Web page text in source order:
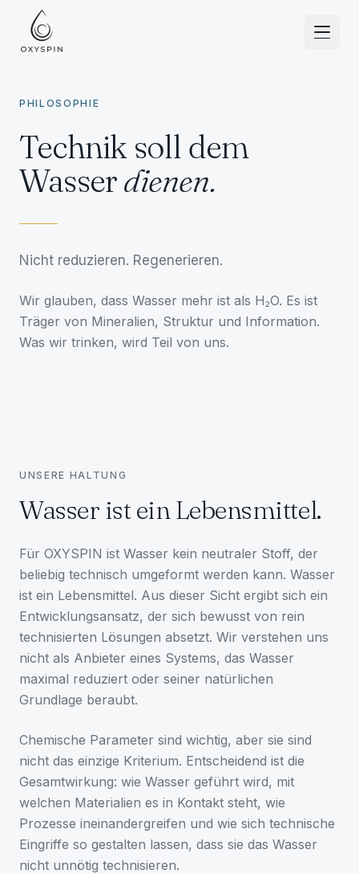
Zum Inhalt springen
PHILOSOPHIE
Technik soll dem
Wasserdienen.
Nicht reduzieren. Regenerieren.
Wir glauben, dass Wasser mehr ist als H₂O. Es ist
Träger von Mineralien, Struktur und Information.
Was wir trinken, wird Teil von uns.
UNSERE HALTUNG
Wasser ist ein Lebensmittel.
Für OXYSPIN ist Wasser kein neutraler Stoff, der
beliebig technisch umgeformt werden kann. Wasser
ist ein Lebensmittel. Aus dieser Sicht ergibt sich ein
Entwicklungsansatz, der sich bewusst von rein
technisierten Lösungen absetzt. Wir verstehen uns
nicht als Anbieter eines Systems, das Wasser
maximal reduziert oder seiner natürlichen
Grundlage beraubt.
Chemische Parameter sind wichtig, aber sie sind
nicht das einzige Kriterium. Entscheidend ist die
Gesamtwirkung: wie Wasser geführt wird, mit
welchen Materialien es in Kontakt steht, wie
Prozesse ineinandergreifen und wie sich technische
Eingriffe so gestalten lassen, dass sie das Wasser
nicht unnötig technisieren.